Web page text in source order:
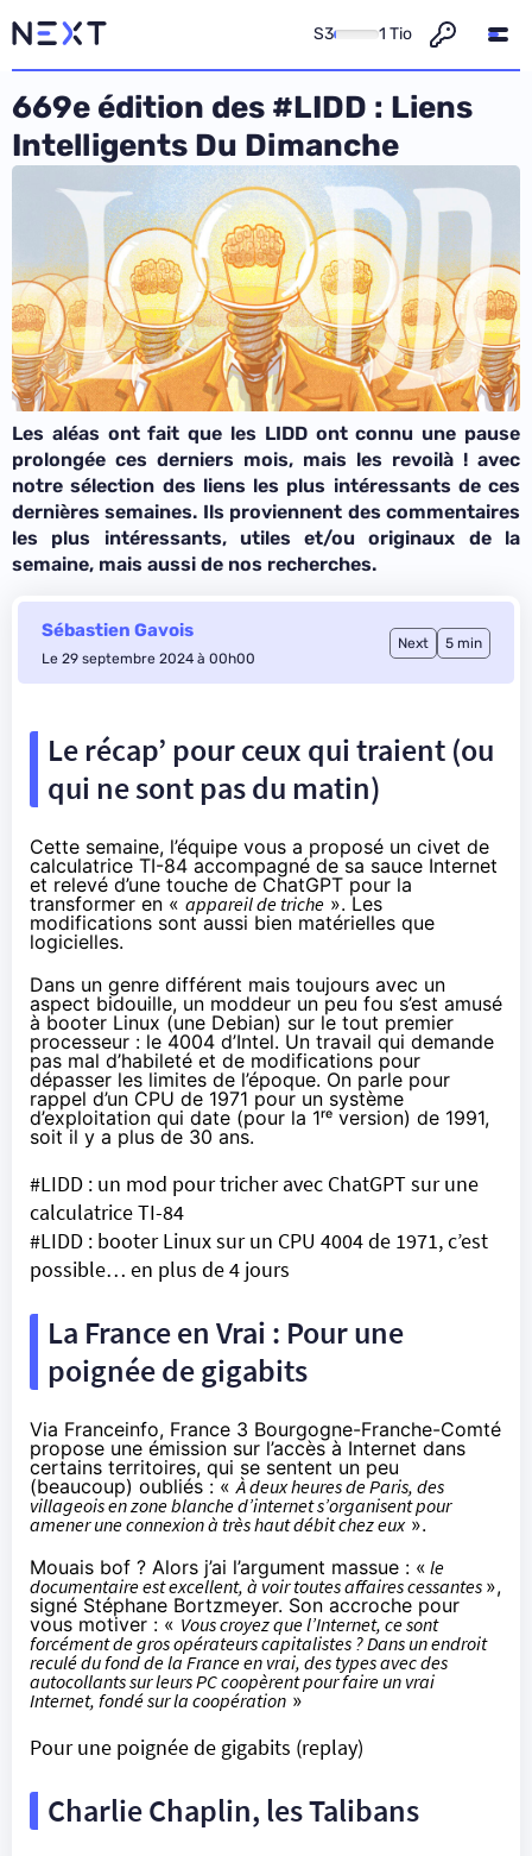
S3 1 Tio
669e édition des #LIDD : Liens
Intelligents Du Dimanche
Les aléas ont fait que les LIDD ont connu une pause
prolongée ces derniers mois, mais les revoilà ! avec
notre sélection des liens les plus intéressants de ces
dernières semaines. Ils proviennent des commentaires
les plus intéressants, utiles et/ou originaux de la
semaine, mais aussi de nos recherches.
Sébastien Gavois
Le 29 septembre 2024 à 00h00
Next 5 min
Le récap’ pour ceux qui traient (ou
qui ne sont pas du matin)
Cette semaine, l’équipe vous a proposé un civet de
calculatrice TI-84 accompagné de sa sauce Internet
et relevé d’une touche de ChatGPT pour la
transformer en « appareil de triche ». Les
modifications sont aussi bien matérielles que
logicielles.
Dans un genre différent mais toujours avec un
aspect bidouille, un moddeur un peu fou s’est amusé
à booter Linux (une Debian) sur le tout premier
processeur : le 4004 d’Intel. Un travail qui demande
pas mal d’habileté et de modifications pour
dépasser les limites de l’époque. On parle pour
rappel d’un CPU de 1971 pour un système
d’exploitation qui date (pour la 1ʳᵉ version) de 1991,
soit il y a plus de 30 ans.
#LIDD : un mod pour tricher avec ChatGPT sur une
calculatrice TI-84
#LIDD : booter Linux sur un CPU 4004 de 1971, c’est
possible… en plus de 4 jours
La France en Vrai : Pour une
poignée de gigabits
Via Franceinfo, France 3 Bourgogne-Franche-Comté
propose une émission sur l’accès à Internet dans
certains territoires, qui se sentent un peu
(beaucoup) oubliés : «À deux heures de Paris, des
villageois en zone blanche d’internet s’organisent pour
amener une connexion à très haut débit chez eux».
Mouais bof ? Alors j’ai l’argument massue : « le
documentaire est excellent, à voir toutes affaires cessantes »,
signé Stéphane Bortzmeyer. Son accroche pour
vous motiver : « Vous croyez que l’Internet, ce sont
forcément de gros opérateurs capitalistes ? Dans un endroit
reculé du fond de la France en vrai, des types avec des
autocollants sur leurs PC coopèrent pour faire un vrai
Internet, fondé sur la coopération »
Pour une poignée de gigabits (replay)
Charlie Chaplin, les Talibans